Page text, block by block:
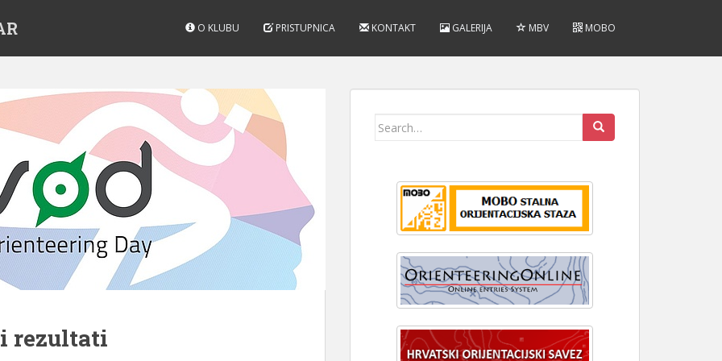
O KLUBU PRISTUPNICA KONTAKT GALERIJA MBV MOBO
i rezultati
Search